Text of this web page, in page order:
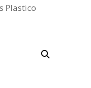
Plastico